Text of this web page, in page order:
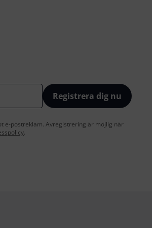
Registrera dig nu
e-postreklam. Avregistrering är möjlig när
.